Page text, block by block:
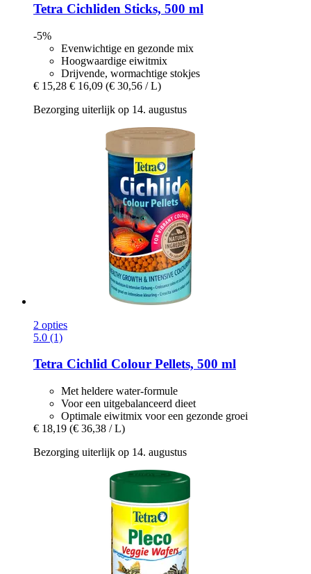
Tetra Cichliden Sticks, 500 ml
-5%
Evenwichtige en gezonde mix
Hoogwaardige eiwitmix
Drijvende, wormachtige stokjes
€ 15,28 € 16,09 (€ 30,56 / L)
Bezorging uiterlijk op 14. augustus
2 opties
5.0 (1)
Tetra Cichlid Colour Pellets, 500 ml
Met heldere water-formule
Voor een uitgebalanceerd dieet
Optimale eiwitmix voor een gezonde groei
€ 18,19 (€ 36,38 / L)
Bezorging uiterlijk op 14. augustus